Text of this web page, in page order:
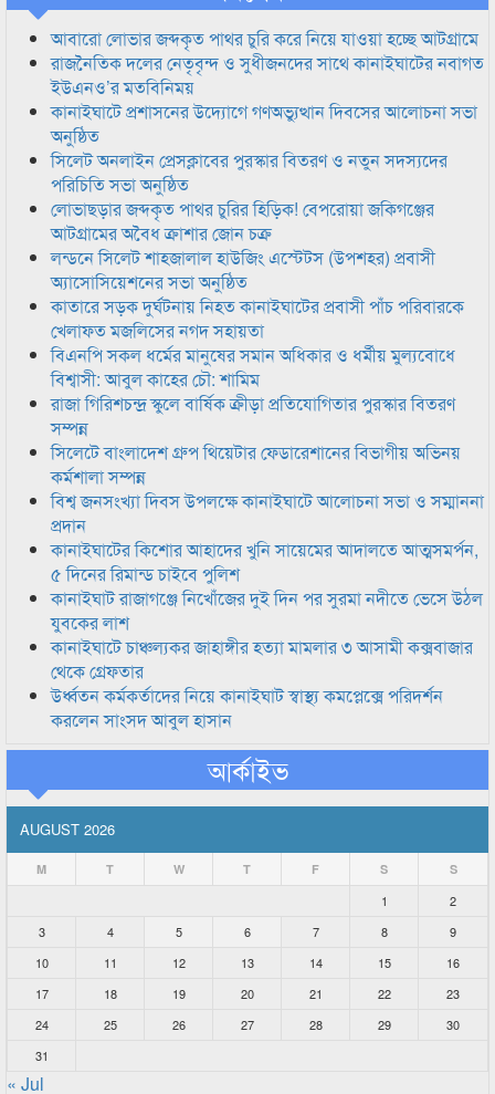
আবারো লোভার জব্দকৃত পাথর চুরি করে নিয়ে যাওয়া হচ্ছে আটগ্রামে
রাজনৈতিক দলের নেতৃবৃন্দ ও সুধীজনদের সাথে কানাইঘাটের নবাগত
ইউএনও’র মতবিনিময়
কানাইঘাটে প্রশাসনের উদ্যোগে গণঅভ্যুত্থান দিবসের আলোচনা সভা
অনুষ্ঠিত
সিলেট অনলাইন প্রেসক্লাবের পুরস্কার বিতরণ ও নতুন সদস্যদের
পরিচিতি সভা অনুষ্ঠিত
লোভাছড়ার জব্দকৃত পাথর চুরির হিড়িক! বেপরোয়া জকিগঞ্জের
আটগ্রামের অবৈধ ক্রাশার জোন চক্র
লন্ডনে সিলেট শাহজালাল হাউজিং এস্টেটস (উপশহর) প্রবাসী
অ্যাসোসিয়েশনের সভা অনুষ্ঠিত
কাতারে সড়ক দুর্ঘটনায় নিহত কানাইঘাটের প্রবাসী পাঁচ পরিবারকে
খেলাফত মজলিসের নগদ সহায়তা
বিএনপি সকল ধর্মের মানুষের সমান অধিকার ও ধর্মীয় মুল্যবোধে
বিশ্বাসী: আবুল কাহের চৌ: শামিম
রাজা গিরিশচন্দ্র স্কুলে বার্ষিক ক্রীড়া প্রতিযোগিতার পুরস্কার বিতরণ
সম্পন্ন
সিলেটে বাংলাদেশ গ্রুপ থিয়েটার ফেডারেশানের বিভাগীয় অভিনয়
কর্মশালা সম্পন্ন
বিশ্ব জনসংখ্যা দিবস উপলক্ষে কানাইঘাটে আলোচনা সভা ও সম্মাননা
প্রদান
কানাইঘাটের কিশোর আহাদের খুনি সায়েমের আদালতে আত্মসমর্পন,
৫ দিনের রিমান্ড চাইবে পুলিশ
কানাইঘাট রাজাগঞ্জে নিখোঁজের দুই দিন পর সুরমা নদীতে ভেসে উঠল
যুবকের লাশ
কানাইঘাটে চাঞ্চল্যকর জাহাঙ্গীর হত্যা মামলার ৩ আসামী কক্সবাজার
থেকে গ্রেফতার
উর্ধ্বতন কর্মকর্তাদের নিয়ে কানাইঘাট স্বাস্থ্য কমপ্লেক্সে পরিদর্শন
করলেন সাংসদ আবুল হাসান
আর্কাইভ
AUGUST 2026
M T W T F S S
1
2
3
4 5 6 7 8
9
10
11 12 13 14 15
16
17
18 19 20 21 22
23
24
25 26 27 28 29
30
31
« Jul